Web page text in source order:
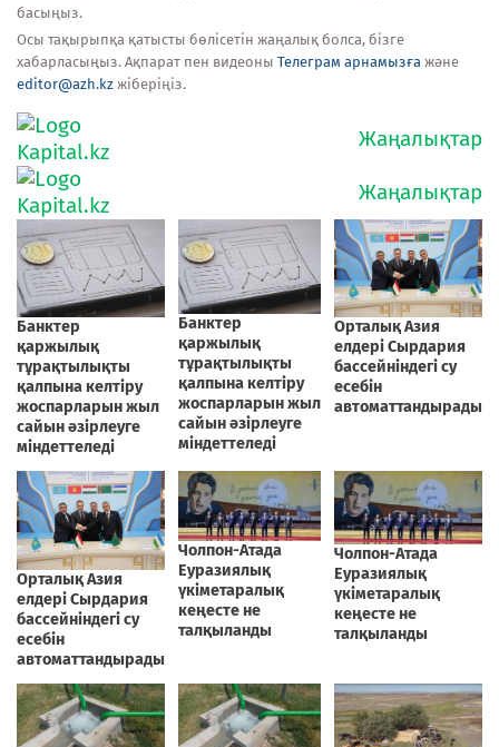
басыңыз.
Осы тақырыпқа қатысты бөлісетін жаңалық болса, бізге
хабарласыңыз. Ақпарат пен видеоны Телеграм арнамызға және
editor@azh.kz жіберіңіз.